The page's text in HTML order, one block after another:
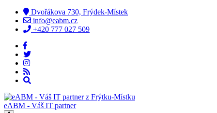
Dvořákova 730, Frýdek-Místek
info@eabm.cz
+420 777 027 509
eABM - Váš IT partner